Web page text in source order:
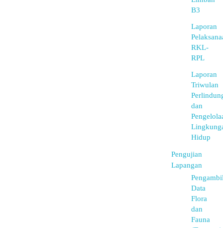
B3
Laporan
RKL-
RPL
Laporan
Triwulan
dan
Hidup
Pengujian
Lapangan
Data
Flora
dan
Fauna